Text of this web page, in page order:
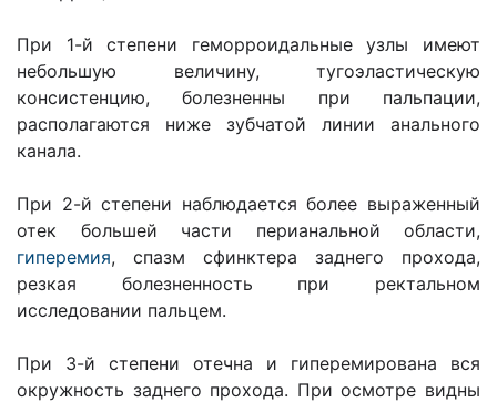
При 1-й степени геморроидальные узлы имеют
небольшую величину, тугоэластическую
консистенцию, болезненны при пальпации,
располагаются ниже зубчатой линии анального
канала.
При 2-й степени наблюдается более выраженный
отек большей части перианальной области,
гиперемия, спазм сфинктера заднего прохода,
резкая болезненность при ректальном
исследовании пальцем.
При 3-й степени отечна и гиперемирована вся
окружность заднего прохода. При осмотре видны